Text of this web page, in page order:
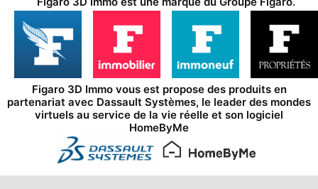
Figaro 3D Immo vous est propose des produits en
partenariat avec Dassault Systèmes, le leader des mondes
virtuels au service de la vie réelle et son logiciel
HomeByMe